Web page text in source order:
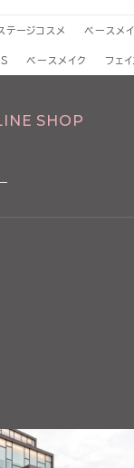
テージコスメ ベースメイ
ベースメイク フェ
SHOP